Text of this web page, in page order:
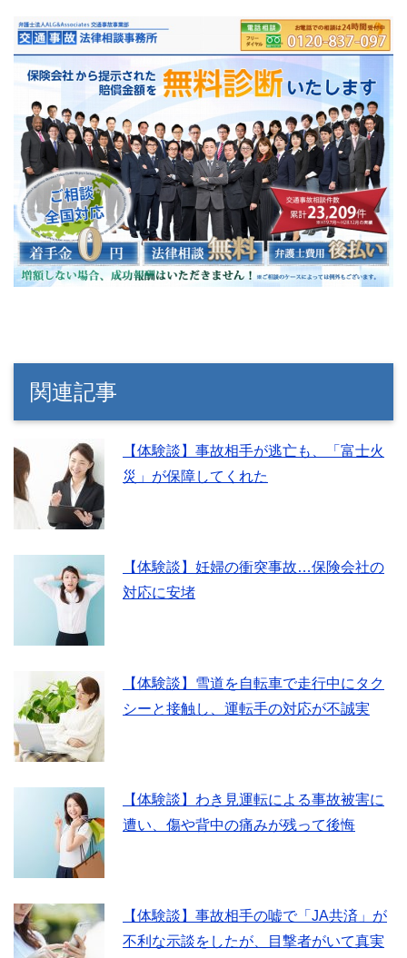
関連記事
【体験談】事故相手が逃亡も、「富士火
災」が保障してくれた
【体験談】妊婦の衝突事故…保険会社の
対応に安堵
【体験談】雪道を自転車で走行中にタク
シーと接触し、運転手の対応が不誠実
【体験談】わき見運転による事故被害に
遭い、傷や背中の痛みが残って後悔
【体験談】事故相手の嘘で「JA共済」が
不利な示談をしたが、目撃者がいて真実